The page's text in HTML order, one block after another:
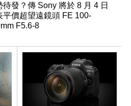
待發？傳 Sony 將於 8 月 4 日
平價超望遠鏡頭 FE 100-
F5.6-8